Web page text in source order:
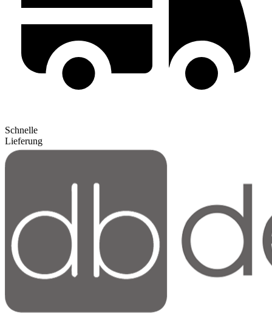
Schnelle
Lieferung